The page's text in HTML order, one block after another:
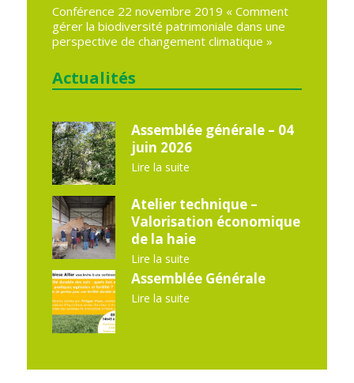
Conférence 22 novembre 2019 « Comment
gérer la biodiversité patrimoniale dans une
perspective de changement climatique »
Actualités
Assemblée générale – 04
juin 2026
Lire la suite
Atelier technique –
Valorisation économique
de la haie
Lire la suite
Assemblée Générale
Lire la suite